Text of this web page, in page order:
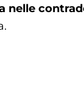
nelle